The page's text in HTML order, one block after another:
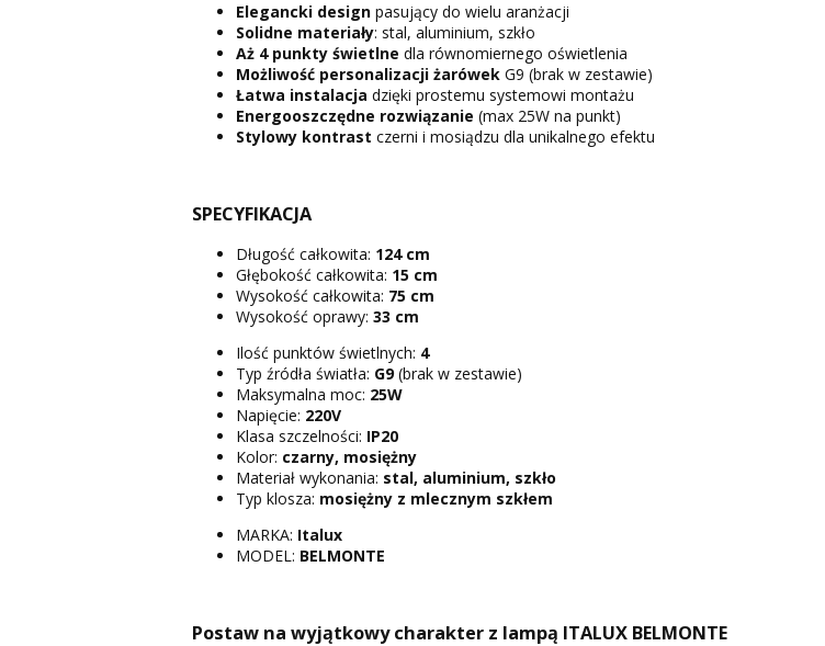
Elegancki designpasujący do wielu aranżacji
Solidne materiały: stal, aluminium, szkło
Aż 4 punkty świetlne dla równomiernego oświetlenia
Możliwość personalizacji żarówekG9 (brak w zestawie)
Łatwa instalacja dzięki prostemu systemowi montażu
Energooszczędne rozwiązanie (max 25W na punkt)
Stylowy kontrast czerni i mosiądzu dla unikalnego efektu
SPECYFIKACJA
Długość całkowita: 124 cm
Głębokość całkowita: 15 cm
Wysokość całkowita: 75 cm
Wysokość oprawy: 33 cm
Ilość punktów świetlnych: 4
Typ źródła światła: G9(brak w zestawie)
Maksymalna moc: 25W
Napięcie: 220V
Klasa szczelności: IP20
Kolor: czarny, mosiężny
Materiał wykonania: stal, aluminium, szkło
Typ klosza: mosiężny z mlecznym szkłem
MARKA: Italux
MODEL: BELMONTE
Postaw na wyjątkowy charakter z lampą ITALUX BELMONTE